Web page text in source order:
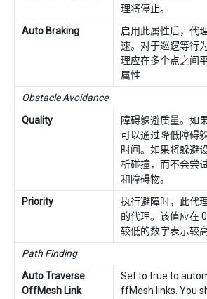
理将停止。
Auto Braking
启用此属性后，代
速。对于巡逻等行
理应在多个点之间
属性
Obstacle Avoidance
Quality
障碍躲避质量。如
可以通过降低障碍
时间。如果将躲避
析碰撞，而不会尝
和障碍物。
Priority
执行避障时，此代
的代理。该值应在
较低的数字表示较
Path Finding
Auto Traverse
OffMesh Link
Set to true to
ffMesh links. You